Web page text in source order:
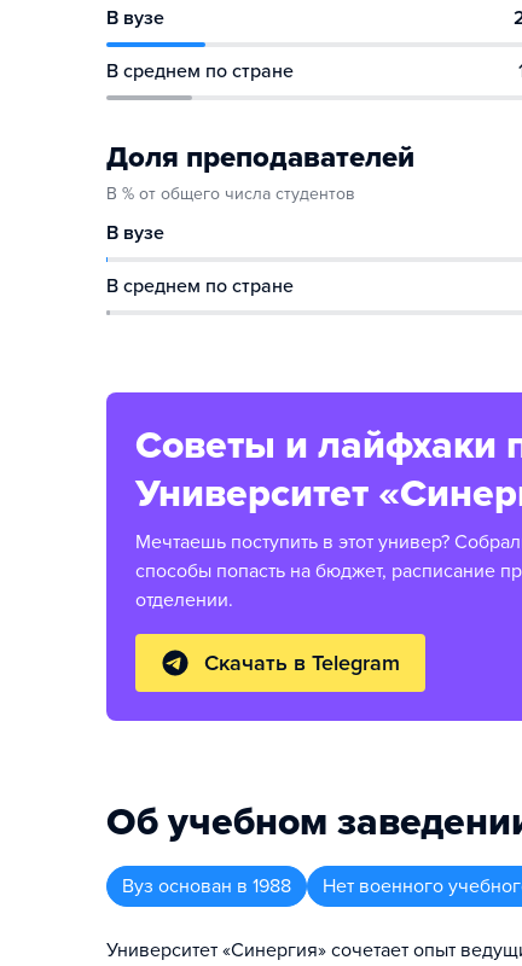
В вузе
В среднем по стране
Доля преподавателей
В % от общего числа студентов
В вузе
В среднем по стране
Советы и лайфхаки
Университет
Мечтаешь поступить в этот универ?
способы попасть на бюджет, расписание
отделении.
Скачать в Telegram
Об учебном
Вуз основан в 1988 Нет военного
Университет «Синергия» сочетает опыт